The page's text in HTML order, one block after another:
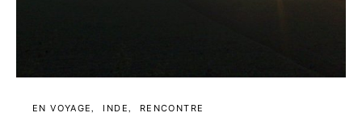
EN VOYAGE INDE RENCONTRE